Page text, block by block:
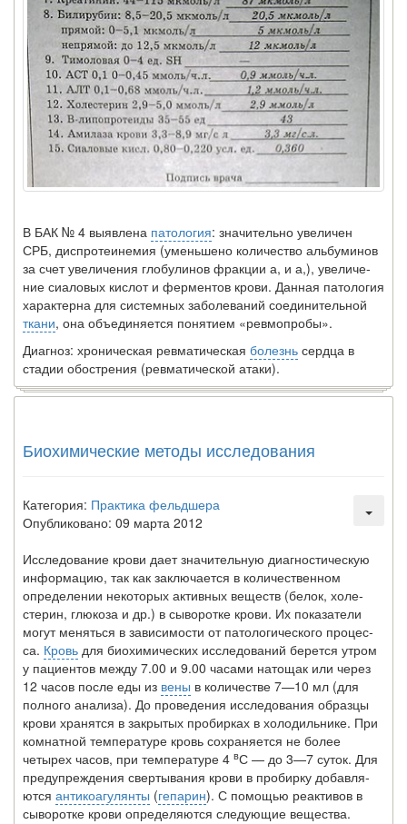
В БАК № 4 выявлена патология: значительно увеличен
СРБ, диспротеинемия (уменьшено количество альбуминов
за счет увеличения глобулинов фракции а, и а,), увеличе­
ние сиаловых кислот и ферментов крови. Данная патоло­гия
характерна для системных заболеваний соединитель­ной
ткани, она объединяется понятием «ревмопробы».
Диагноз: хроническая ревматическая болезнь сердца в
стадии обострения (ревматической атаки).
Биохимические методы исследования
Категория: Практика фельдшера
Опубликовано: 09 марта 2012
Исследование крови дает значительную диагностичес­кую
информацию, так как заключается в количественном
определении некоторых активных веществ (белок, холе­
стерин, глюкоза и др.) в сыворотке крови. Их показатели
могут меняться в зависимости от патологического процес­
са. Кровь для биохимических исследований берется утром
у пациентов между 7.00 и 9.00 часами натощак или че­рез
12 часов после еды из вены в количестве 7—10 мл (для
полного анализа). До проведения исследования образцы
крови хранятся в закрытых пробирках в холодильнике. При
комнатной температуре кровь сохраняется не более
четырех часов, при температуре 4 вС — до 3—7 суток. Для
предупреждения свертывания крови в пробирку добавля­
ются антикоагулянты (гепарин). С помощью реактивов в
сыворотке крови определяются следующие вещества.